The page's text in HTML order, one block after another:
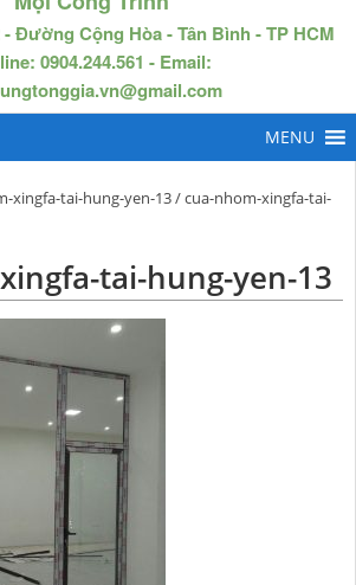
Đường Cộng Hòa - Tân Bình - TP HCM
0904.244.561 - Email:
xingfa-tai-hung-yen-13/ cua-nhom-xingfa-tai-
tai-hung-yen-13